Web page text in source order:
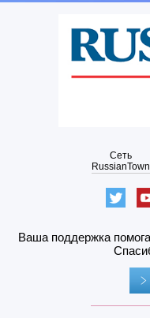
Сеть
RussianTown
Ваша поддержка